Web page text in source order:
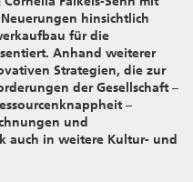
hinsichtlich
für die
Anhand weiterer
Strategien, die zur
der Gesellschaft –
–
und
auch in weitere Kultur- und